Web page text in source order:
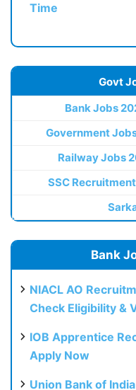
Time
Govt
Bank Jobs
Government
Railway Jobs
SSC
Bank
NIACL AO
Check Eligibility &
IOB Apprentice
Apply Now
Union Bank of